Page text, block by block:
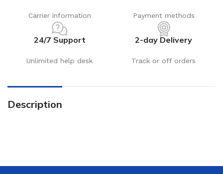
Carrier information Payment methods
24/7 Support
Unlimited help desk
2-day Delivery
Track or off orders
Description